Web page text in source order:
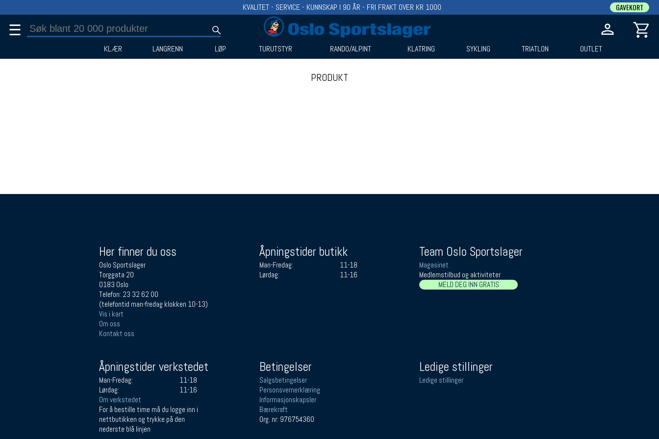
KVALITET - SERVICE - KUNNSKAP I 90 ÅR - FRI FRAKT OVER KR 1000 GAVEKORT
☰
KLÆR LANGRENN LØP TURUTSTYR RANDO/ALPINT KLATRING SYKLING TRIATLON OUTLET
PRODUKT
Her finner du oss
Oslo Sportslager
Torggata 20
0183 Oslo
Telefon: 23 32 62 00
(telefontid man-fredag klokken 10-13)
Vis i kart
Om oss
Kontakt oss
Åpningstider butikk
Man-Fredag:
11-18
Lørdag:
11-16
Team Oslo Sportslager
Magasinet
Medlemstilbud og aktiviteter
MELD DEG INN GRATIS
Åpningstider verkstedet
Man-Fredag:
11-18
Lørdag:
11-16
Om verkstedet
For å bestille time må du logge inn i
nettbutikken og trykke på den
nederste blå linjen
Betingelser
Salgsbetingelser
Personsvernerklæring
Informasjonskapsler
Bærekraft
Org. nr: 976754360
Ledige stillinger
Ledige stillinger